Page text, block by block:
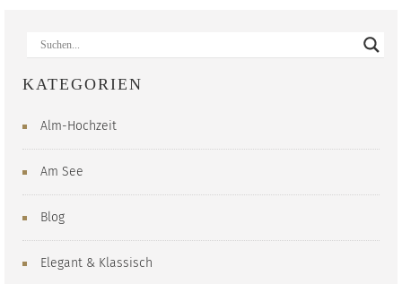
KATEGORIEN
Alm-Hochzeit
Am See
Blog
Elegant & Klassisch